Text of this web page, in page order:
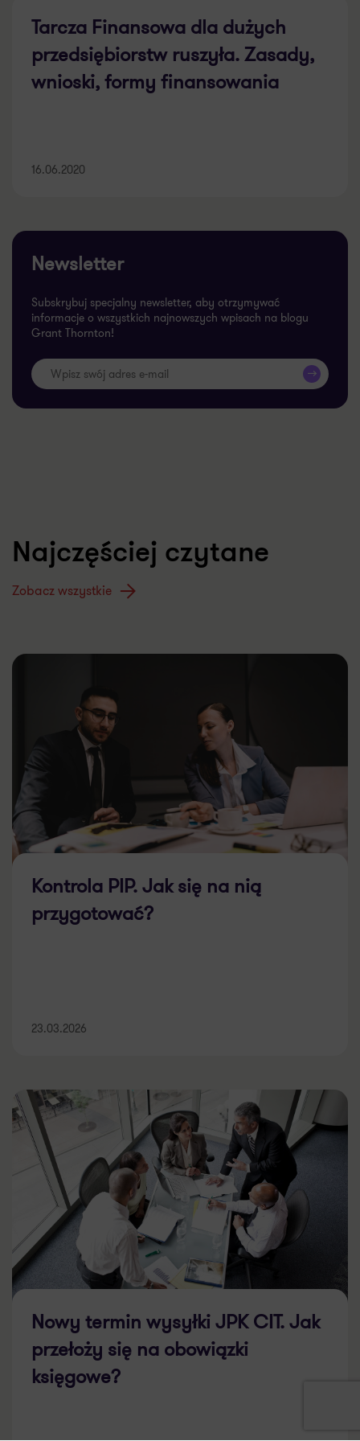
Tarcza Finansowa dla dużych
przedsiębiorstw ruszyła. Zasady,
wnioski, formy finansowania
16.06.2020
Newsletter
Subskrybuj specjalny newsletter, aby otrzymywać
informacje o wszystkich najnowszych wpisach na blogu
Grant Thornton!
>>
Najczęściej czytane
Zobacz wszystkie
Kontrola PIP. Jak się na nią
przygotować?
23.03.2026
Nowy termin wysyłki JPK CIT. Jak
przełoży się na obowiązki
księgowe?